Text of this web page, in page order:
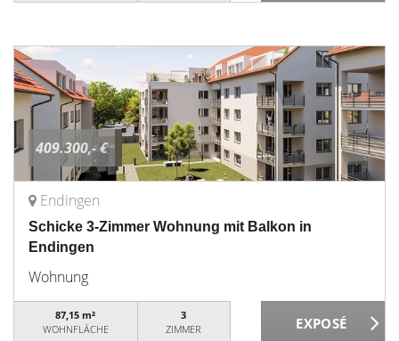
409.300,- €
Endingen
Schicke 3-Zimmer Wohnung mit Balkon in
Endingen
Wohnung
87,15 m²
WOHNFLÄCHE
3
ZIMMER